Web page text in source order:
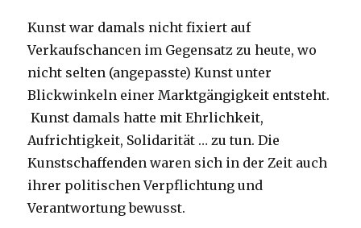
Kunst war damals nicht fixiert auf
Verkaufschancen im Gegensatz zu heute, wo
nicht selten (angepasste) Kunst unter
Blickwinkeln einer Marktgängigkeit entsteht.
Kunst damals hatte mit Ehrlichkeit,
Aufrichtigkeit, Solidarität … zu tun. Die
Kunstschaffenden waren sich in der Zeit auch
ihrer politischen Verpflichtung und
Verantwortung bewusst.